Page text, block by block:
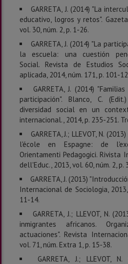
GARRETA, J. (2014) "La
educativo, logros y retos".
vol. 30, núm. 2, p. 1-26.
GARRETA, J. (2014) "La
la escuela: una cuestión
Social. Revista de Estudios
aplicada, 2014, núm. 171, p. 101-
GARRETA, J. (2014)
participación". Blanco, C.
diversidad social en un
internacional., 2014, p. 235-251.
GARRETA, J.; LLEVOT, N.
l'école en Espagne: de
Orientamenti Pedagogici. Rivista
dell'Educ., 2013, vol. 60, núm. 2, p.
GARRETA, J. (2013)
Internacional de Sociologia,
11-14.
GARRETA, J.; LLEVOT, N.
inmigrantes africanos.
actuaciones". Revista
vol. 71, núm. Extra 1, p. 15-38.
GARRETA, J.; LLEVOT,